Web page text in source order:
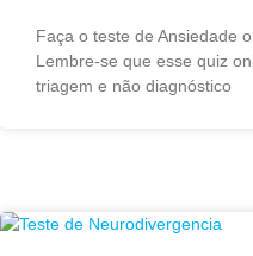
Faça o teste de Ansiedade
Lembre-se que esse quiz
triagem e não diagnóstico